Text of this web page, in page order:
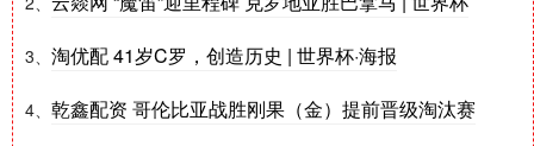
3、 淘优配 41岁C罗，创造历史 | 世界杯·海报
4、 乾鑫配资 哥伦比亚战胜刚果（金）提前晋级淘汰赛